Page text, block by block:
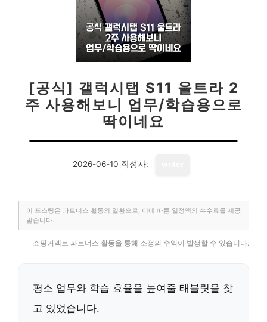
[공식] 갤럭시탭 S11 울트라 2
주 사용해보니 업무/학습용으로
딱이네요
2026-06-10 작성자:
이 포스팅은 파트너스 활동의 일환으로, 이에 따른 일정액의 수수료를 제공
받습니다.
쇼핑커넥트 파트너스 활동을 통해 소정의 수익이 발생할 수 있습니다.
평소 업무와 학습 효율을 높여줄 태블릿을 찾
고 있었습니다.